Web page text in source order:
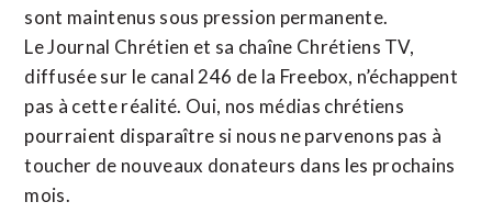
sont maintenus sous pression permanente.
Le Journal Chrétien et sa chaîne Chrétiens TV,
diffusée sur le canal 246 de la Freebox, n’échappent
pas à cette réalité. Oui, nos médias chrétiens
pourraient disparaître si nous ne parvenons pas à
toucher de nouveaux donateurs dans les prochains
mois.